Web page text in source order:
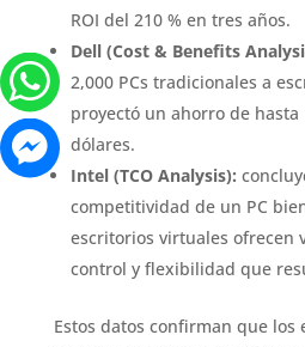
ROI del 210 % en tres años.
Dell (Cost & Benefits
2,000 PCs tradicionales a
proyectó un ahorro de
dólares.
Intel (TCO Analysis):
competitividad de un PC
escritorios virtuales ofrecen
control y flexibilidad que
Estos datos confirman que los